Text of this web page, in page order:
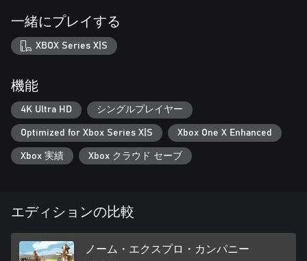
冒険の旅でこの幻の世界を体験しよう！
一緒にプレイする
XBOX Series X|S
機能
4K Ultra HD シングルプレイヤー
Optimized for Xbox Series X|S Xbox One X Enhanced
Xbox 実績 Xbox クラウド セーブ
エディションの比較
ノーム・エクスプロ・カンパニー